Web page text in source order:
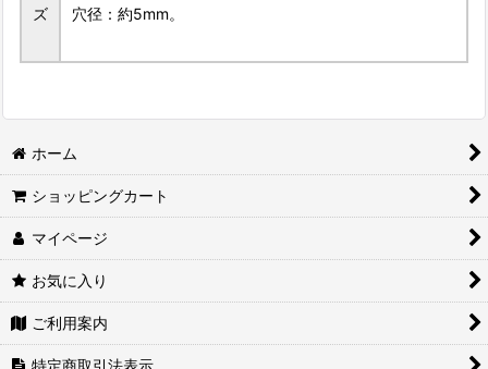
ズ
穴径：約5mm。
ホーム
ショッピングカート
マイページ
お気に入り
ご利用案内
特定商取引法表示